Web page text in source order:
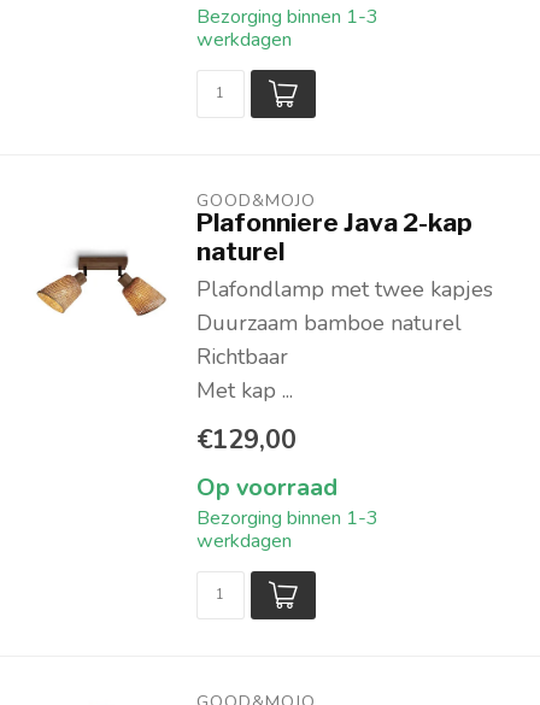
Bezorging binnen 1-3
werkdagen
GOOD&MOJO
Plafonniere Java 2-kap
naturel
Plafondlamp met twee kapjes
Duurzaam bamboe naturel
Richtbaar
Met kap ...
€129,00
Op voorraad
Bezorging binnen 1-3
werkdagen